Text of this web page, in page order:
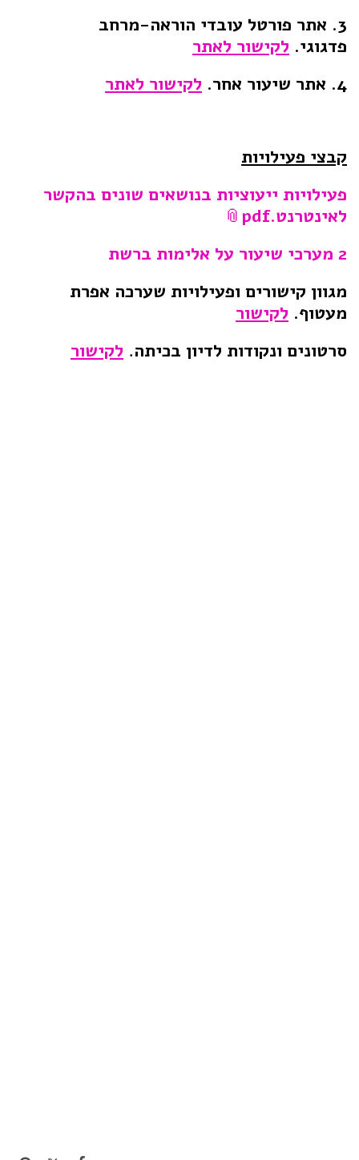
3. אתר פורטל עובדי הוראה-מרחב
פדגוגי.לקישור לאתר
לקישור לאתר
קבצי פעילויות
פעילויות ייעוציות בנושאים שונים בהקשר
לאינטרנט.pdf
מגוון קישורים ופעילויות שערכה אפרת
מעטוף.לקישור
סרטונים ונקודות לדיון בכיתה. לקישור